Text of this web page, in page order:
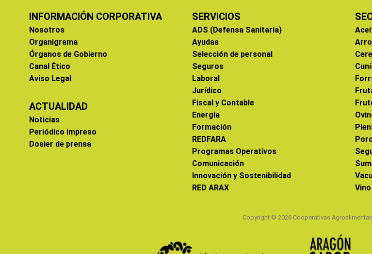
INFORMACIÓN CORPORATIVA
Nosotros
Organigrama
Órganos de Gobierno
Canal Ético
Aviso Legal
ACTUALIDAD
Noticias
Periódico impreso
Dosier de prensa
SERVICIOS
ADS (Defensa Sanitaria)
Ayudas
Selección de personal
Seguros
Laboral
Jurídico
Fiscal y Contable
Energía
Formación
REDFARA
Programas Operativos
Comunicación
Innovación y Sostenibilidad
RED ARAX
Vino
Copyright © 2026 Cooperativas